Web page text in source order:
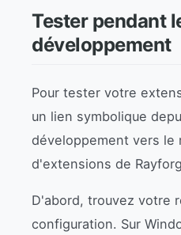
Tester pendant
développement
Pour tester votre
un lien symbolique
développement vers le
d'extensions de
D'abord, trouvez votre
configuration. Sur